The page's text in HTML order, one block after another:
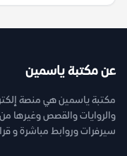
عن مكتبة ياسمين
مكتبة ياسمين هي منصة
سيرفرات وروابط مباشرة و